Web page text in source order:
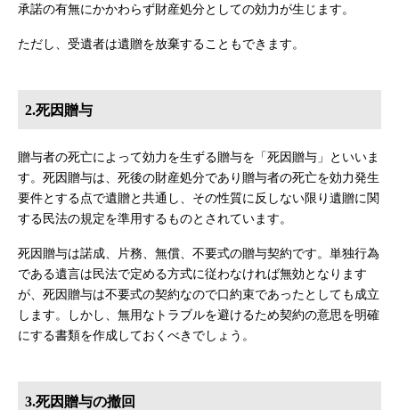
承諾の有無にかかわらず財産処分としての効力が生じます。
ただし、受遺者は遺贈を放棄することもできます。
2.死因贈与
贈与者の死亡によって効力を生ずる贈与を「死因贈与」といいま
す。死因贈与は、死後の財産処分であり贈与者の死亡を効力発生
要件とする点で遺贈と共通し、その性質に反しない限り遺贈に関
する民法の規定を準用するものとされています。
死因贈与は諾成、片務、無償、不要式の贈与契約です。単独行為
である遺言は民法で定める方式に従わなければ無効となります
が、死因贈与は不要式の契約なので口約束であったとしても成立
します。しかし、無用なトラブルを避けるため契約の意思を明確
にする書類を作成しておくべきでしょう。
3.死因贈与の撤回